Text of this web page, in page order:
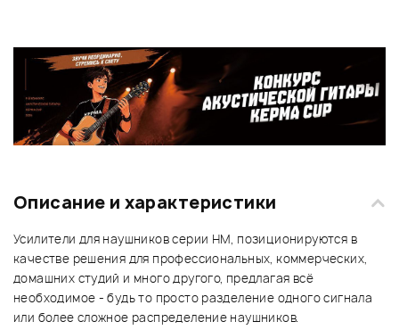
Описание и характеристики
Усилители для наушников серии HM, позиционируются в
качестве решения для профессиональных, коммерческих,
домашних студий и много другого, предлагая всё
необходимое - будь то просто разделение одного сигнала
или более сложное распределение наушников.